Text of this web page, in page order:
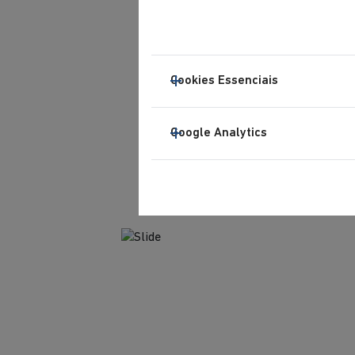
Cookies Essenciais
Google Analytics